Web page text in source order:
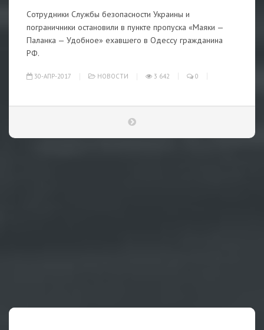
Сотрудники Службы безопасности Украины и
пограничники остановили в пункте пропуска «Маяки —
Паланка — Удобное» ехавшего в Одессу гражданина
РФ.
30-АПР-2017 НОВОСТИ 3 642 0